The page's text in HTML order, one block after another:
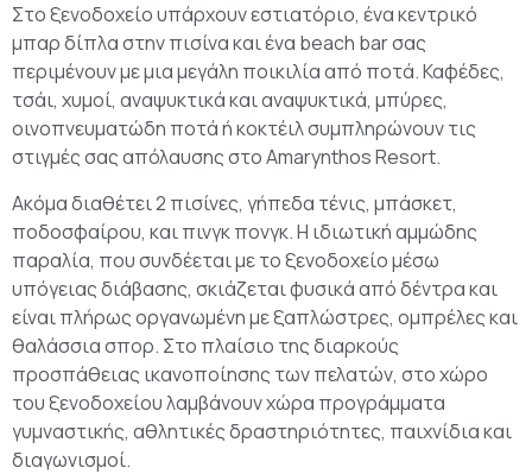
Στο ξενοδοχείο υπάρχουν εστιατόριο, ένα κεντρικό
μπαρ δίπλα στην πισίνα και ένα beach bar σας
περιμένουν με μια μεγάλη ποικιλία από ποτά. Καφέδες,
τσάι, χυμοί, αναψυκτικά και αναψυκτικά, μπύρες,
οινοπνευματώδη ποτά ή κοκτέιλ συμπληρώνουν τις
στιγμές σας απόλαυσης στο Amarynthos Resort.
Ακόμα διαθέτει 2 πισίνες, γήπεδα τένις, μπάσκετ,
ποδοσφαίρου, και πινγκ πονγκ. Η ιδιωτική αμμώδης
παραλία, που συνδέεται με το ξενοδοχείο μέσω
υπόγειας διάβασης, σκιάζεται φυσικά από δέντρα και
είναι πλήρως οργανωμένη με ξαπλώστρες, ομπρέλες και
θαλάσσια σπορ. Στο πλαίσιο της διαρκούς
προσπάθειας ικανοποίησης των πελατών, στο χώρο
του ξενοδοχείου λαμβάνουν χώρα προγράμματα
γυμναστικής, αθλητικές δραστηριότητες, παιχνίδια και
διαγωνισμοί.